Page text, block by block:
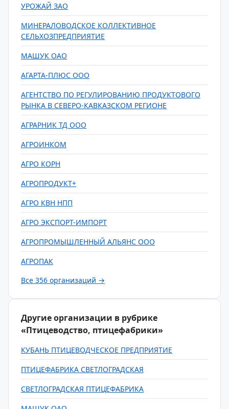
УРОЖАЙ ЗАО
МИНЕРАЛОВОДСКОЕ КОЛЛЕКТИВНОЕ
СЕЛЬХОЗПРЕДПРИЯТИЕ
МАШУК ОАО
АГАРТА-ПЛЮС ООО
АГЕНТСТВО ПО РЕГУЛИРОВАНИЮ ПРОДУКТОВОГО
РЫНКА В СЕВЕРО-КАВКАЗСКОМ РЕГИОНЕ
АГРАРНИК ТД ООО
АГРОИНКОМ
АГРО КОРН
АГРОПРОДУКТ+
АГРО КВН НПП
АГРО ЭКСПОРТ-ИМПОРТ
АГРОПРОМЫШЛЕННЫЙ АЛЬЯНС ООО
АГРОПАК
Все 356 организаций →
Другие организации в рубрике
«Птицеводство, птицефабрики»
КУБАНЬ ПТИЦЕВОДЧЕСКОЕ ПРЕДПРИЯТИЕ
ПТИЦЕФАБРИКА СВЕТЛОГРАДСКАЯ
СВЕТЛОГРАДСКАЯ ПТИЦЕФАБРИКА